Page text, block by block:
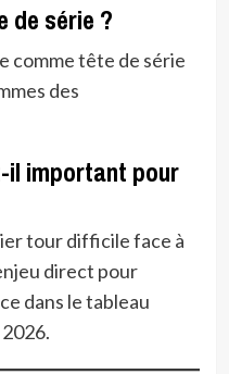
de série ?
comme tête de série
des
il important pour
tour difficile face à
direct pour
dans le tableau